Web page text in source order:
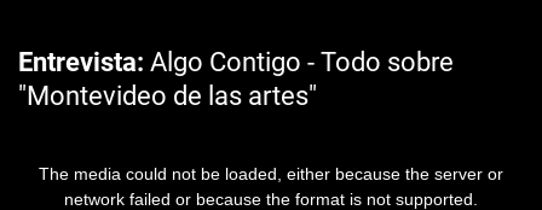
Entrevista Algo Contigo - Todo sobre
"Montevideo de las artes"
The media could not be loaded, either because the server or
network failed or because the format is not supported.